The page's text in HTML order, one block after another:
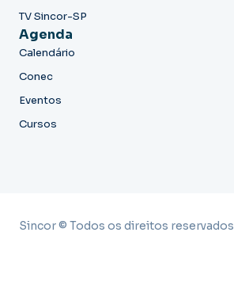
TV Sincor-SP
Agenda
Calendário
Conec
Eventos
Cursos
Sincor © Todos os direitos reservados